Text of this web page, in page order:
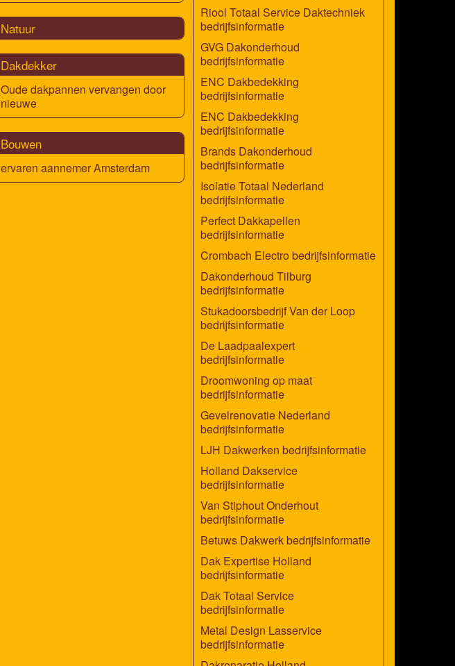
Natuur
Dakdekker
Oude dakpannen vervangen door
nieuwe
Bouwen
ervaren aannemer Amsterdam
Riool Totaal Service Daktechniek
bedrijfsinformatie
GVG Dakonderhoud
bedrijfsinformatie
ENC Dakbedekking
bedrijfsinformatie
ENC Dakbedekking
bedrijfsinformatie
Brands Dakonderhoud
bedrijfsinformatie
Isolatie Totaal Nederland
bedrijfsinformatie
Perfect Dakkapellen
bedrijfsinformatie
Crombach Electro bedrijfsinformatie
Dakonderhoud Tilburg
bedrijfsinformatie
Stukadoorsbedrijf Van der Loop
bedrijfsinformatie
De Laadpaalexpert
bedrijfsinformatie
Droomwoning op maat
bedrijfsinformatie
Gevelrenovatie Nederland
bedrijfsinformatie
LJH Dakwerken bedrijfsinformatie
Holland Dakservice
bedrijfsinformatie
Van Stiphout Onderhout
bedrijfsinformatie
Betuws Dakwerk bedrijfsinformatie
Dak Expertise Holland
bedrijfsinformatie
Dak Totaal Service
bedrijfsinformatie
Metal Design Lasservice
bedrijfsinformatie